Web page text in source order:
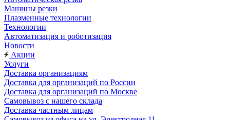
Машины резки
Плазменные технологии
Технологии
Автоматизация и роботизация
Новости
Акции
Услуги
Доставка организациям
Доставка для организаций по России
Доставка для организаций по Москве
Самовывоз с нашего склада
Доставка частным лицам